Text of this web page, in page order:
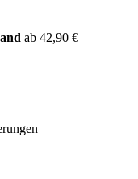
ab 42,90 €